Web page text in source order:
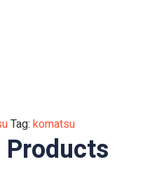
Tag: komatsu
Products